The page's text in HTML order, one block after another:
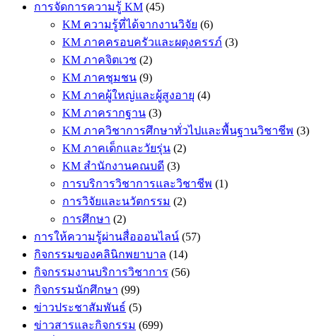
การจัดการความรู้ KM (45)
KM ความรู้ที่ได้จากงานวิจัย (6)
KM ภาคครอบครัวและผดุงครรภ์ (3)
KM ภาคจิตเวช (2)
KM ภาคชุมชน (9)
KM ภาคผู้ใหญ่และผู้สูงอายุ (4)
KM ภาครากฐาน (3)
KM ภาควิชาการศึกษาทั่วไปและพื้นฐานวิชาชีพ (3)
KM ภาคเด็กและวัยรุ่น (2)
KM สำนักงานคณบดี (3)
การบริการวิชาการและวิชาชีพ (1)
การวิจัยและนวัตกรรม (2)
การศึกษา (2)
การให้ความรู้ผ่านสื่อออนไลน์ (57)
กิจกรรมของคลินิกพยาบาล (14)
กิจกรรมงานบริการวิชาการ (56)
กิจกรรมนักศึกษา (99)
ข่าวประชาสัมพันธ์ (5)
ข่าวสารและกิจกรรม (699)